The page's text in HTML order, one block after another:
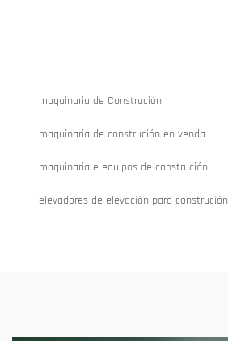
maquinaria de Construción
maquinaria de construción en venda
maquinaria e equipos de construción
elevadores de elevación para construción